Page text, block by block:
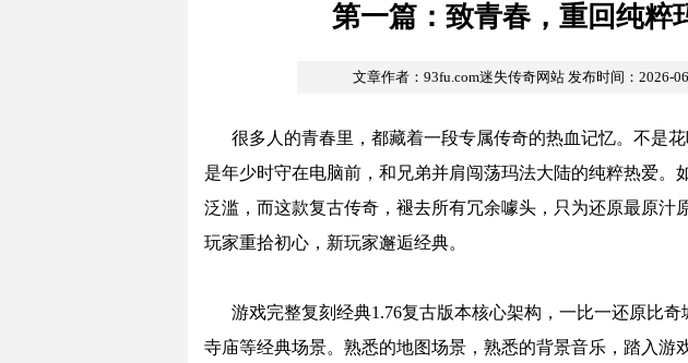
第一篇：致青春，重回纯粹
文章作者：93fu.com迷失传奇网站 发布时间：2026-
很多人的青春里，都藏着一段专属传奇的热血记忆。不是
是年少时守在电脑前，和兄弟并肩闯荡玛法大陆的纯粹热爱。
泛滥，而这款复古传奇，褪去所有冗余噱头，只为还原最原汁
玩家重拾初心，新玩家邂逅经典。
游戏完整复刻经典1.76复古版本核心架构，一比一还原比
寺庙等经典场景。熟悉的地图场景，熟悉的背景音乐，踏入游